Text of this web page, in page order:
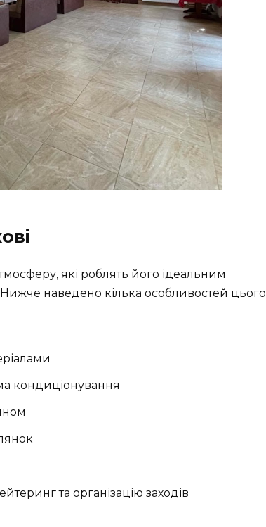
які роблять його ідеальним
наведено кілька особливостей цього
кондиціонування
та організацію заходів